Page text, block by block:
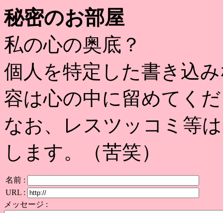
秘密のお部屋
私の心の奥底？
個人を特定した書き込
容は心の中に留めてく
なお、レスツッコミ等
します。（苦笑）
名前 :
URL :
メッセージ :